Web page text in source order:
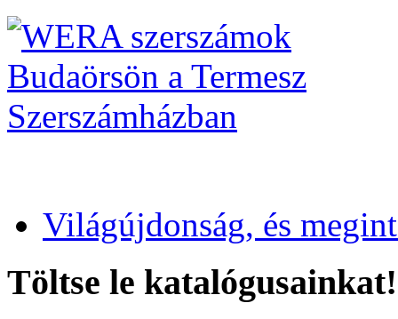
Világújdonság, és
Töltse le katalógusainkat!